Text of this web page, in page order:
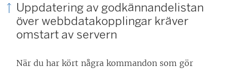
Uppdatering av godkännandelistan
över webbdatakopplingar kräver
omstart av servern
När du har kört några kommandon som gör